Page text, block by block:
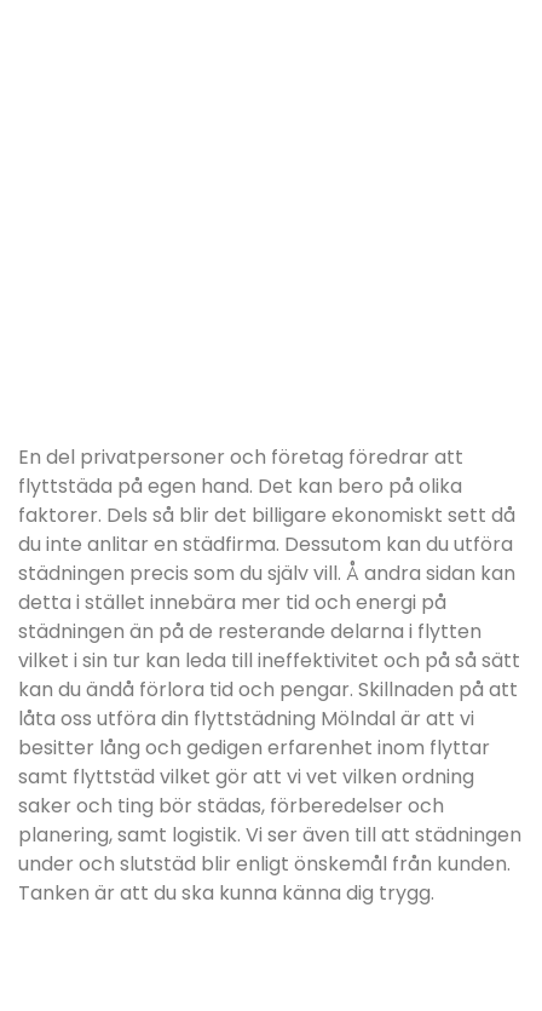
En del privatpersoner och företag föredrar att
flyttstäda på egen hand. Det kan bero på olika
faktorer. Dels så blir det billigare ekonomiskt sett då
du inte anlitar en städfirma. Dessutom kan du utföra
städningen precis som du själv vill. Å andra sidan kan
detta i stället innebära mer tid och energi på
städningen än på de resterande delarna i flytten
vilket i sin tur kan leda till ineffektivitet och på så sätt
kan du ändå förlora tid och pengar. Skillnaden på att
låta oss utföra din flyttstädning Mölndal är att vi
besitter lång och gedigen erfarenhet inom flyttar
samt flyttstäd vilket gör att vi vet vilken ordning
saker och ting bör städas, förberedelser och
planering, samt logistik. Vi ser även till att städningen
under och slutstäd blir enligt önskemål från kunden.
Tanken är att du ska kunna känna dig trygg.